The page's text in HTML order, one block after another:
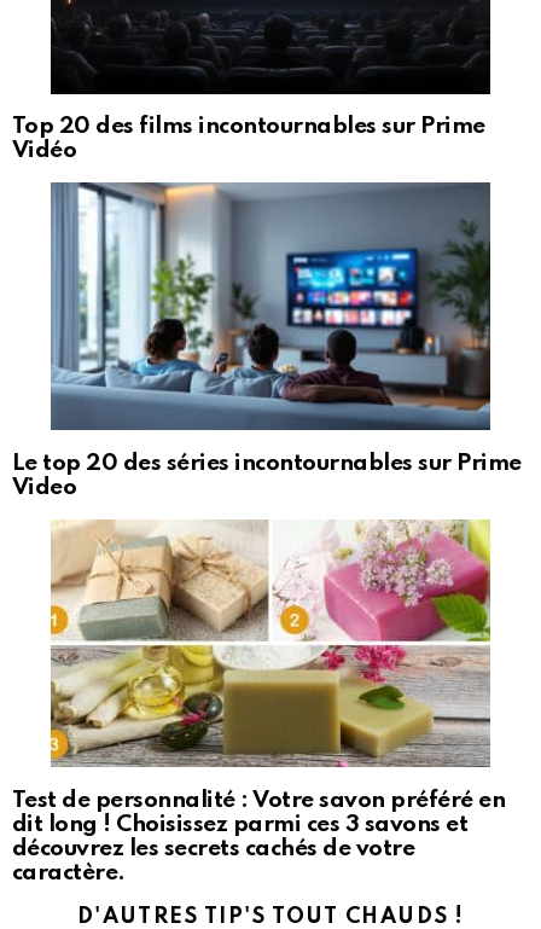
Top 20 des films incontournables sur Prime
Vidéo
Le top 20 des séries incontournables sur Prime
Video
Test de personnalité : Votre savon préféré en
dit long ! Choisissez parmi ces 3 savons et
découvrez les secrets cachés de votre
caractère.
D'AUTRES TIP'S TOUT CHAUDS !